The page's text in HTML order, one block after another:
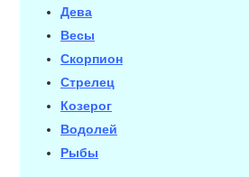
Дева
Весы
Скорпион
Стрелец
Козерог
Водолей
Рыбы